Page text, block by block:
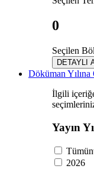
0
Seçilen
DETAYLI
Döküman
İlgili
Yayın
2026